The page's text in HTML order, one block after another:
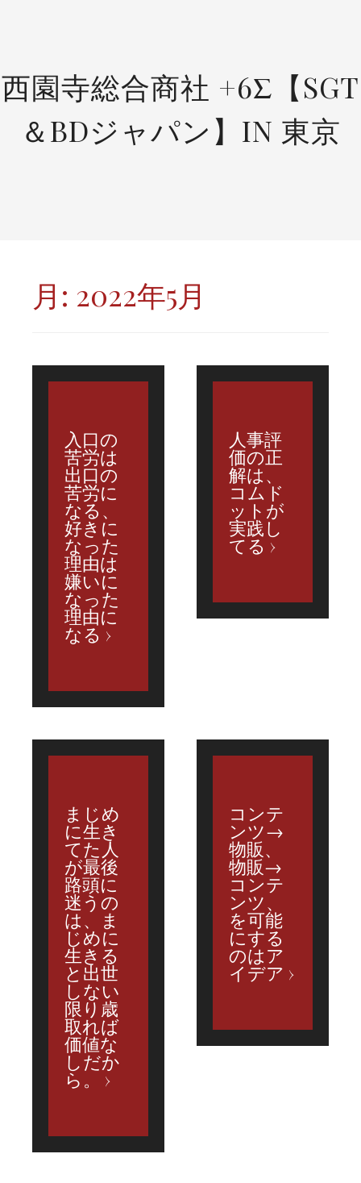
西園寺総合商社 +6Σ【SGT
＆BDジャパン】IN 東京
月: 2022年5月
入口の
苦労は
出口の
苦労に
なる、
好きに
なった
理由は
嫌いに
なった
理由に
なる
人事評
価の正
解は、
コムド
ットが
実践し
てる
まじめ
に生き
てた人
が最後
路頭に
迷うの
は、ま
じめに
生きる
と出世
しない
限り歳
取れば
価値な
しだか
ら。
コンテ
ンツ→
物販、
物販→
コンテ
ンツ、
を可能
にする
のはア
イデア